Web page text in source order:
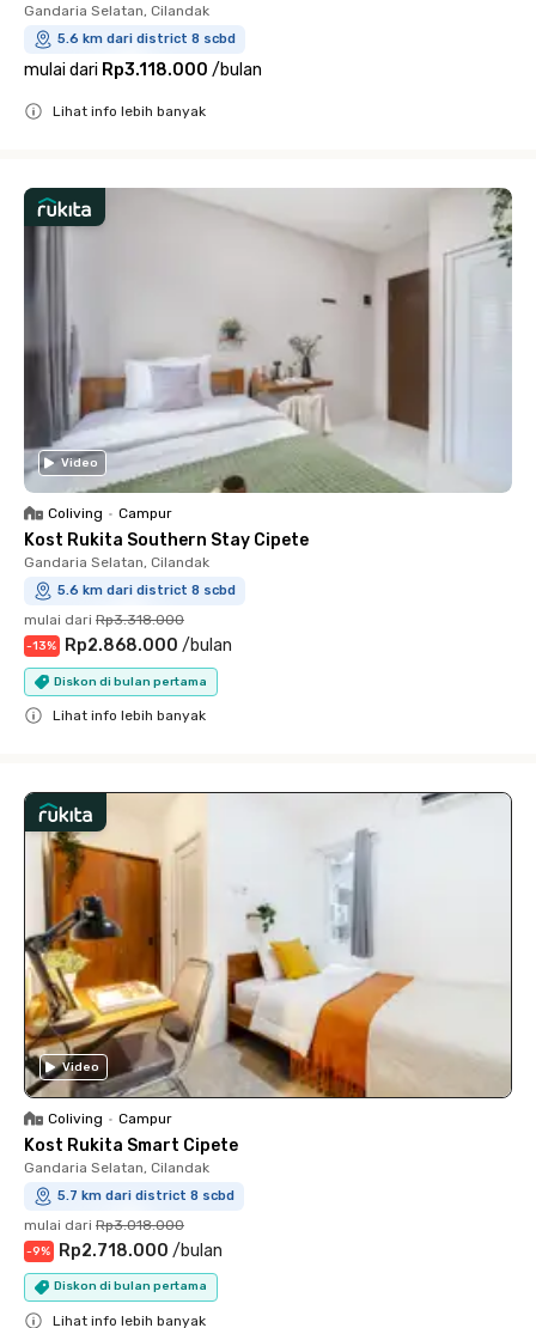
Gandaria Selatan, Cilandak
5.6 km dari district 8 scbd
mulai dari Rp3.118.000 /bulan
Lihat info lebih banyak
Video
Coliving • Campur
Kost Rukita Southern Stay Cipete
Gandaria Selatan, Cilandak
5.6 km dari district 8 scbd
mulai dari Rp3.318.000
-13% Rp2.868.000 /bulan
Diskon di bulan pertama
Lihat info lebih banyak
Video
Coliving • Campur
Kost Rukita Smart Cipete
Gandaria Selatan, Cilandak
5.7 km dari district 8 scbd
mulai dari Rp3.018.000
-9% Rp2.718.000 /bulan
Diskon di bulan pertama
Lihat info lebih banyak